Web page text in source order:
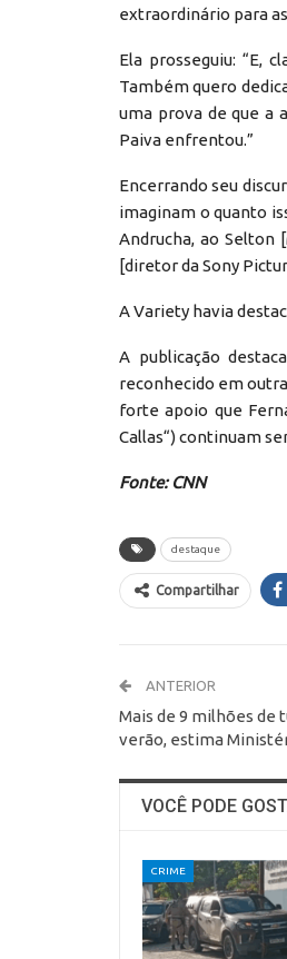
extraordinário para
Ela prosseguiu: “E,
Também quero
uma prova de que a
Paiva enfrentou.”
Encerrando seu
imaginam o quanto
Andrucha, ao Selton
[diretor da Sony
A Variety havia
A publicação
reconhecido em
forte apoio que
Callas“) continuam
Fonte: CNN
destaque
Compartilhar
ANTERIOR
Mais de 9 milhões de
verão, estima
VOCÊ PODE
CRIME